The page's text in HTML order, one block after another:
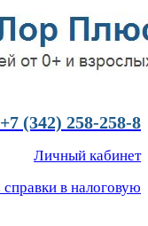
+7 (342) 258-258-8
Личный кабинет
справки в налоговую